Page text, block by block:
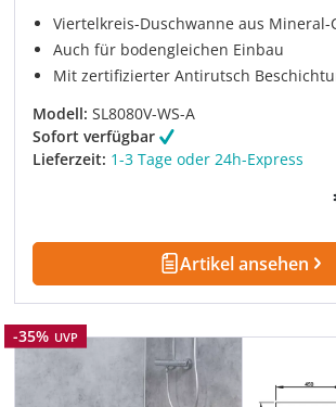
Viertelkreis-Duschwanne aus Mineral-
Auch für bodengleichen Einbau
Mit zertifizierter Antirutsch
Modell: SL8080V-WS-A
Sofort verfügbar
Lieferzeit: 1-3 Tage oder 24h-Express
Artikel ansehen
Rabatt
-35% UVP